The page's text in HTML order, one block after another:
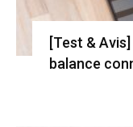
[Test &
balance